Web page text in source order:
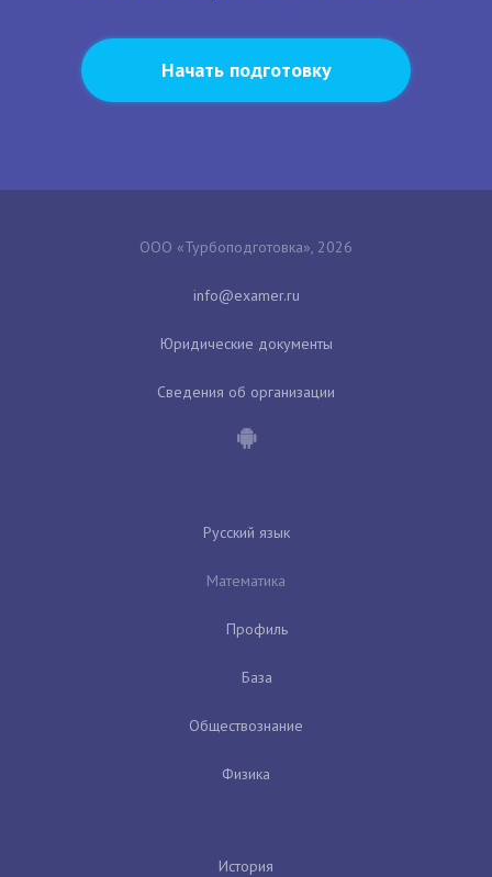
Начать подготовку
ООО «Турбоподготовка», 2026
Юридические документы
Сведения об организации
Русский язык
Математика
Профиль
База
Обществознание
Физика
История